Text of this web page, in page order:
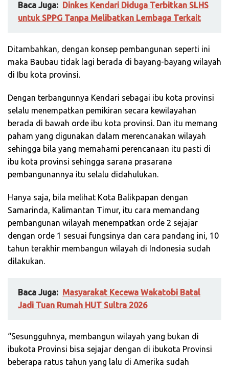
Baca Juga:
Dinkes Kendari Diduga Terbitkan SLHS
untuk SPPG Tanpa Melibatkan Lembaga Terkait
Ditambahkan, dengan konsep pembangunan seperti ini
maka Baubau tidak lagi berada di bayang-bayang wilayah
di Ibu kota provinsi.
Dengan terbangunnya Kendari sebagai ibu kota provinsi
selalu menempatkan pemikiran secara kewilayahan
berada di bawah orde ibu kota provinsi. Dan itu memang
paham yang digunakan dalam merencanakan wilayah
sehingga bila yang memahami perencanaan itu pasti di
ibu kota provinsi sehingga sarana prasarana
pembangunannya itu selalu didahulukan.
Hanya saja, bila melihat Kota Balikpapan dengan
Samarinda, Kalimantan Timur, itu cara memandang
pembangunan wilayah menempatkan orde 2 sejajar
dengan orde 1 sesuai fungsinya dan cara pandang ini, 10
tahun terakhir membangun wilayah di Indonesia sudah
dilakukan.
Baca Juga: Masyarakat Kecewa Wakatobi Batal
Jadi Tuan Rumah HUT Sultra 2026
“Sesungguhnya, membangun wilayah yang bukan di
ibukota Provinsi bisa sejajar dengan di ibukota Provinsi
beberapa ratus tahun yang lalu di Amerika sudah